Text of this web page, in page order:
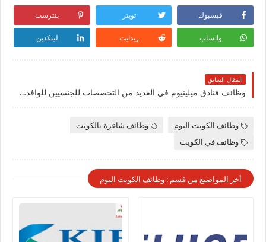
فيسبوك تويتر بنترست
واتساب ريدايت لينكدين
المقال السابق
وظائف فنادق ميلينيوم في العديد من التخصصات للجنسيين للوافدين والمقيمين في الكويت
وظائف الكويت اليوم
وظائف شاغرة بالكويت
وظائف في الكويت
أخر المواضيع من قسم : وظائف الكويت اليوم